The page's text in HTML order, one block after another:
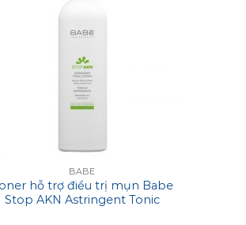
BABE
hỗ trợ điều trị mụn Babe
Stop AKN Astringent Tonic